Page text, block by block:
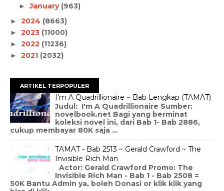
►January (963)
► 2024 (8663)
► 2023 (11000)
► 2022 (11236)
► 2021 (2032)
ARTIKEL TERPOPULER
I'm A Quadrillionaire ~ Bab Lengkap (TAMAT)
Judul: I'm A Quadrillionaire Sumber:
novelbook.net Bagi yang berminat
koleksi novel ini, dari Bab 1- Bab 2886,
cukup membayar 80K saja ...
TAMAT - Bab 2513 ~ Gerald Crawford ~ The
Invisible Rich Man
Actor: Gerald Crawford Promo: The
Invisible Rich Man - Bab 1 - Bab 2508 =
50K Bantu Admin ya, boleh Donasi or klik klik yang